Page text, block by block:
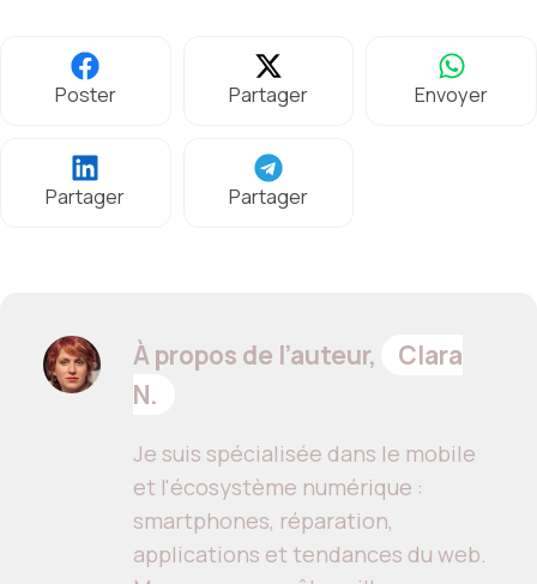
Poster Partager Envoyer
Partager Partager
À propos de l’auteur,
Clara
N.
Je suis spécialisée dans le mobile
et l'écosystème numérique :
smartphones, réparation,
applications et tendances du web.